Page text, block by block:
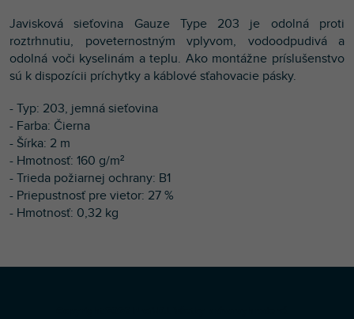
Javisková sieťovina Gauze Type 203 je odolná proti
roztrhnutiu, poveternostným vplyvom, vodoodpudivá a
odolná voči kyselinám a teplu. Ako montážne príslušenstvo
sú k dispozícii príchytky a káblové sťahovacie pásky.
- Typ: 203, jemná sieťovina
- Farba: Čierna
- Šírka: 2 m
- Hmotnosť: 160 g/m²
- Trieda požiarnej ochrany: B1
- Priepustnosť pre vietor: 27 %
- Hmotnosť: 0,32 kg